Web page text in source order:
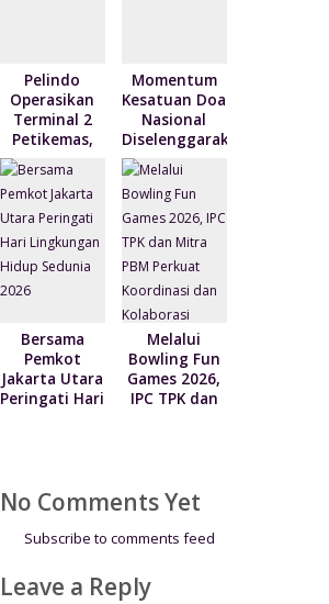
Pelindo
Operasikan
Terminal 2
Petikemas,
Produktivitas
Pelabuhan
Tanjung
Priok
Momentum
Kesatuan Doa
Nasional
Diselenggarakan
Bertepatan
HUT ke-81
Kemerdekaan
RI
Bersama
Pemkot
Jakarta Utara
Peringati Hari
Melalui
Bowling Fun
Games 2026,
IPC TPK dan
Kolaborasi
Dorong
Operational
No Comments Yet
Subscribe to comments feed
Leave a Reply